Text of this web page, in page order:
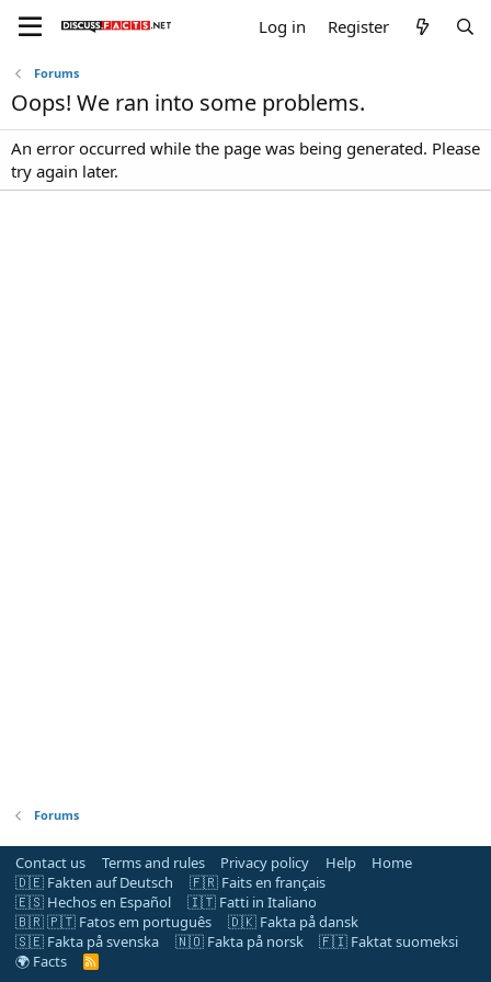
Log in Register
Forums
Oops! We ran into some problems.
An error occurred while the page was being generated. Please
try again later.
Forums
Contact us Terms and rules Privacy policy Help
Home
🇩🇪 Fakten auf Deutsch
🇫🇷 Faits en français
🇪🇸 Hechos en Español
🇮🇹 Fatti in Italiano
🇧🇷 🇵🇹 Fatos em português
🇩🇰 Fakta på dansk
🇸🇪 Fakta på svenska
🇳🇴 Fakta på norsk
🇫🇮 Faktat suomeksi
🌍 Facts
R